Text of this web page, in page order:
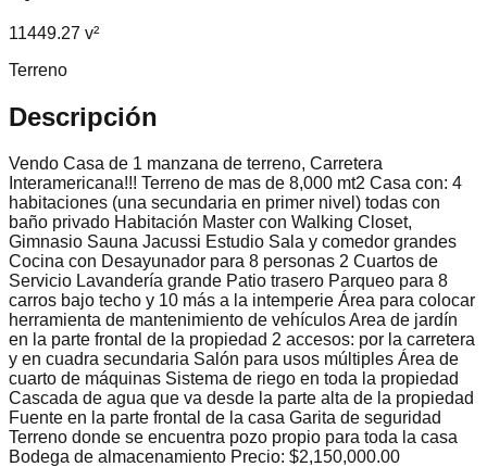
11449.27 v²
Terreno
Descripción
Vendo Casa de 1 manzana de terreno, Carretera
Interamericana!!! Terreno de mas de 8,000 mt2 Casa con: 4
habitaciones (una secundaria en primer nivel) todas con
baño privado Habitación Master con Walking Closet,
Gimnasio Sauna Jacussi Estudio Sala y comedor grandes
Cocina con Desayunador para 8 personas 2 Cuartos de
Servicio Lavandería grande Patio trasero Parqueo para 8
carros bajo techo y 10 más a la intemperie Área para colocar
herramienta de mantenimiento de vehículos Area de jardín
en la parte frontal de la propiedad 2 accesos: por la carretera
y en cuadra secundaria Salón para usos múltiples Área de
cuarto de máquinas Sistema de riego en toda la propiedad
Cascada de agua que va desde la parte alta de la propiedad
Fuente en la parte frontal de la casa Garita de seguridad
Terreno donde se encuentra pozo propio para toda la casa
Bodega de almacenamiento Precio: $2,150,000.00